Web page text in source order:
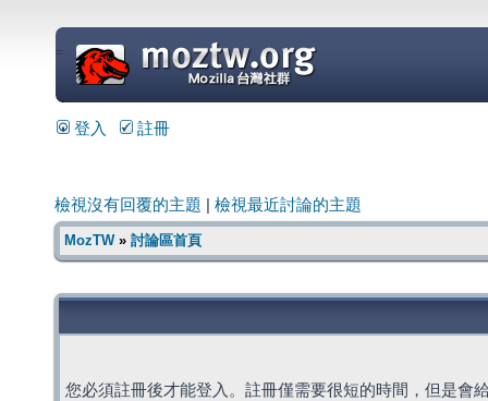
=
登入 註冊
檢視沒有回覆的主題 檢視最近討論的主題
MozTW» 討論區首頁
您必須註冊後才能登入。註冊僅需要很短的時間，但是會